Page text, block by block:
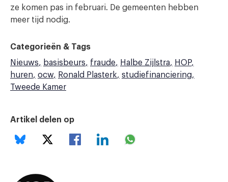
ze komen pas in februari. De gemeenten hebben
meer tijd nodig.
Categorieën & Tags
Nieuws
basisbeurs fraude Halbe Zijlstra
HOP
huren
ocw Ronald Plasterk
studiefinanciering
Tweede Kamer
Artikel delen op